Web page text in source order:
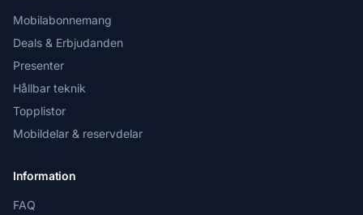
Mobilabonnemang
Deals & Erbjudanden
Presenter
Hållbar teknik
Topplistor
Mobildelar & reservdelar
Information
FAQ